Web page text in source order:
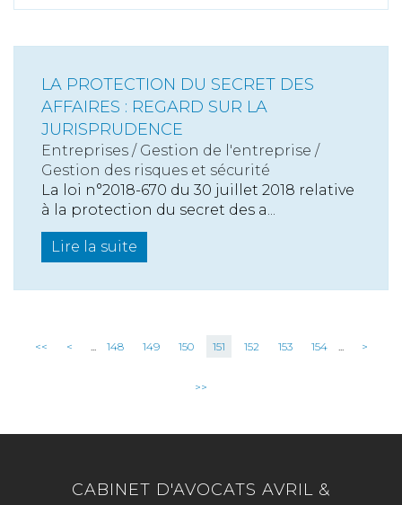
LA PROTECTION DU SECRET DES
AFFAIRES : REGARD SUR LA
JURISPRUDENCE
Entreprises / Gestion de l'entreprise /
Gestion des risques et sécurité
La loi n°2018-670 du 30 juillet 2018 relative
à la protection du secret des a...
Lire la suite
<< < ... 148 149 150 151 152 153 154 ... >
>>
CABINET D'AVOCATS AVRIL &